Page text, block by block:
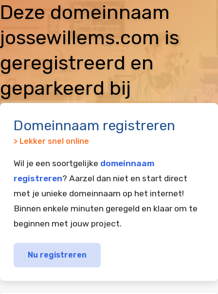
Deze domeinnaam
jossewillems.com is
geregistreerd en
geparkeerd bij
Domeinnaam registreren
> Lekker snel online
Wil je een soortgelijke domeinnaam
registreren? Aarzel dan niet en start direct
met je unieke domeinnaam op het internet!
Binnen enkele minuten geregeld en klaar om te
beginnen met jouw project.
Nu registreren